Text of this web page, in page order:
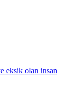
eksik olan insan